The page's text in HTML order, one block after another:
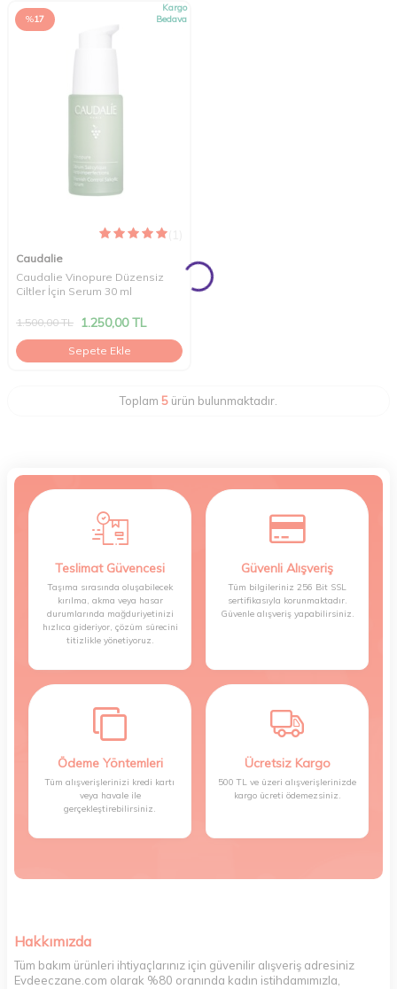
%17
Kargo
Bedava
Caudalie
Caudalie Vinopure Düzensiz
Ciltler İçin Serum 30 ml
1.500,00TL 1.250,00TL
Sepete Ekle
Toplam 5 ürün bulunmaktadır.
Teslimat Güvencesi
Taşıma sırasında oluşabilecek
kırılma, akma veya hasar
durumlarında mağduriyetinizi
hızlıca gideriyor, çözüm sürecini
titizlikle yönetiyoruz.
Güvenli Alışveriş
Tüm bilgileriniz 256 Bit SSL
sertifikasıyla korunmaktadır.
Güvenle alışveriş yapabilirsiniz.
Ödeme Yöntemleri
Tüm alışverişlerinizi kredi kartı
veya havale ile
gerçekleştirebilirsiniz.
Ücretsiz Kargo
500 TL ve üzeri alışverişlerinizde
kargo ücreti ödemezsiniz.
Hakkımızda
Tüm bakım ürünleri ihtiyaçlarınız için güvenilir alışveriş adresiniz
Evdeeczane.com olarak %80 oranında kadın istihdamımızla,